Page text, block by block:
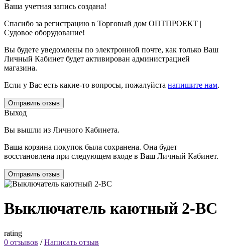
Ваша учетная запись создана!
Спасибо за регистрацию в Торговый дом ОПТПРОЕКТ |
Судовое оборудование!
Вы будете уведомлены по электронной почте, как только Ваш
Личный Кабинет будет активирован администрацией
магазина.
Если у Вас есть какие-то вопросы, пожалуйста напишите нам.
Отправить отзыв
Выход
Вы вышли из Личного Кабинета.
Ваша корзина покупок была сохранена. Она будет
восстановлена при следующем входе в Ваш Личный Кабинет.
Отправить отзыв
Выключатель каютный 2-ВС
rating
0 отзывов /Написать отзыв